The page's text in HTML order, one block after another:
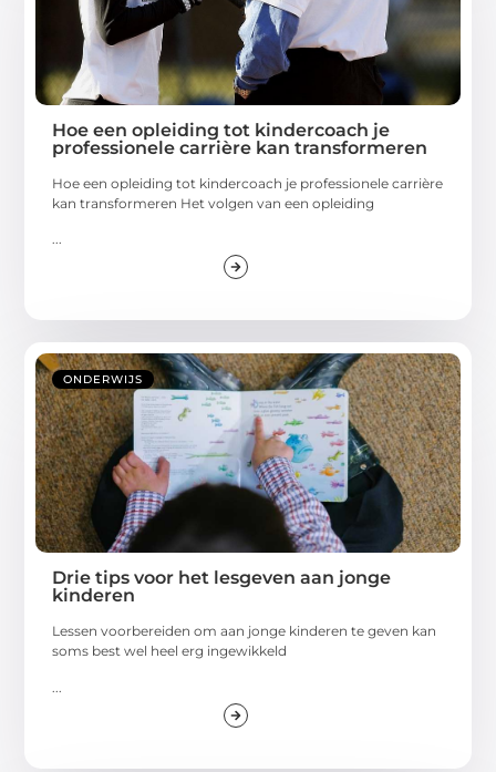
Hoe een opleiding tot kindercoach je
professionele carrière kan transformeren
Hoe een opleiding tot kindercoach je professionele carrière
kan transformeren Het volgen van een opleiding
...
ONDERWIJS
Drie tips voor het lesgeven aan jonge
kinderen
Lessen voorbereiden om aan jonge kinderen te geven kan
soms best wel heel erg ingewikkeld